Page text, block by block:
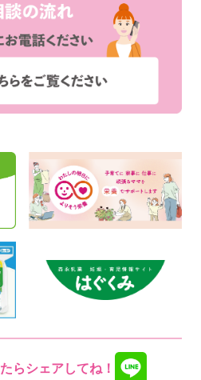
らシェアしてね！